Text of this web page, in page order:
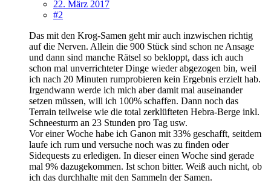
22. März 2017
#2
Das mit den Krog-Samen geht mir auch inzwischen richtig
auf die Nerven. Allein die 900 Stück sind schon ne Ansage
und dann sind manche Rätsel so bekloppt, dass ich auch
schon mal unverrichteter Dinge wieder abgezogen bin, weil
ich nach 20 Minuten rumprobieren kein Ergebnis erzielt hab.
Irgendwann werde ich mich aber damit mal auseinander
setzen müssen, will ich 100% schaffen. Dann noch das
Terrain teilweise wie die total zerklüfteten Hebra-Berge inkl.
Schneesturm an 23 Stunden pro Tag usw.
Vor einer Woche habe ich Ganon mit 33% geschafft, seitdem
laufe ich rum und versuche noch was zu finden oder
Sidequests zu erledigen. In dieser einen Woche sind gerade
mal 9% dazugekommen. Ist schon bitter. Weiß auch nicht, ob
ich das durchhalte mit den Sammeln der Samen.